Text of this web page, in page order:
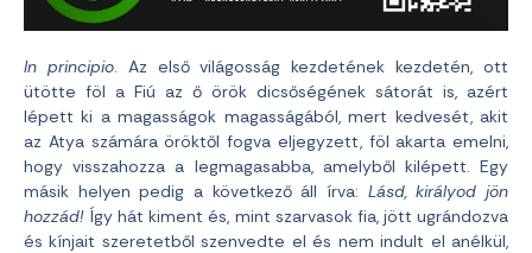
In principio. Az első világosság kezdetének kezdetén, ott
ütötte föl a Fiú az ő örök dicsőségének sátorát is, azért
lépett ki a magasságok magasságából, mert kedvesét, akit
az Atya számára öröktől fogva eljegyzett, föl akarta emelni,
hogy visszahozza a legmagasabba, amelyből kilépett. Egy
másik helyen pedig a következő áll írva: Lásd, királyod jön
hozzád! Így hát kiment és, mint szarvasok fia, jött ugrándozva
és kínjait szeretetből szenvedte el és nem indult el anélkül,